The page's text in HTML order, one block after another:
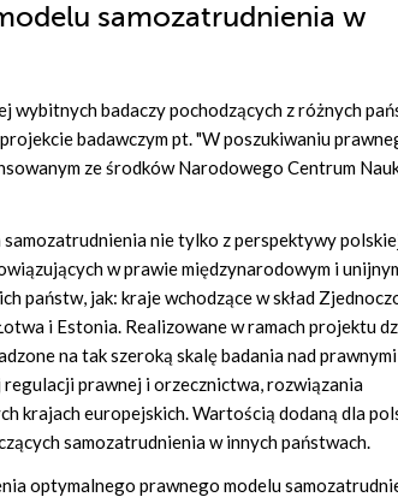
samozatrudnienia w
wybitnych badaczy pochodzących z różnych
badawczym pt. "W poszukiwaniu
ze środków Narodowego Centrum
samozatrudnienia nie tylko z perspektywy
w prawie międzynarodowym i
państw, jak: kraje wchodzące w skład
i Estonia. Realizowane w ramach projektu
na tak szeroką skalę badania nad prawnymi
prawnej i orzecznictwa, rozwiązania
krajach europejskich. Wartością dodaną dla
samozatrudnienia w innych państwach.
optymalnego prawnego modelu